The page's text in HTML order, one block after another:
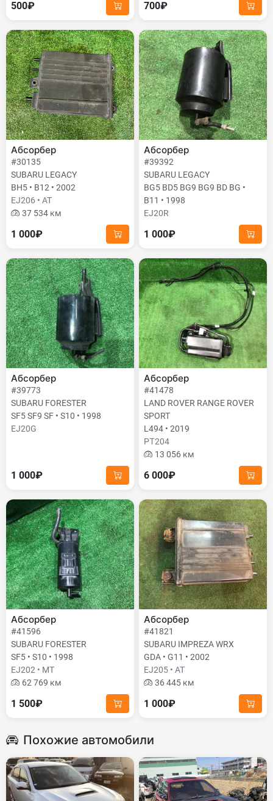
500₽ 700₽
Абсорбер
#30135
SUBARU LEGACY
BH5 • B12 • 2002
EJ206 • AT
37 534 км
1 000₽
Абсорбер
#39392
SUBARU LEGACY
BG5 BD5 BG9 BG9 BD BG •
B11 • 1998
EJ20R
1 000₽
Абсорбер
#39773
SUBARU FORESTER
SF5 SF9 SF • S10 • 1998
EJ20G
1 000₽
Абсорбер
#41478
LAND ROVER RANGE ROVER
SPORT
L494 • 2019
PТ204
13 056 км
6 000₽
Абсорбер
#41596
SUBARU FORESTER
SF5 • S10 • 1998
EJ202 • MT
62 769 км
1 500₽
Абсорбер
#41821
SUBARU IMPREZA WRX
GDA • G11 • 2002
EJ205 • AT
36 445 км
1 000₽
Похожие автомобили